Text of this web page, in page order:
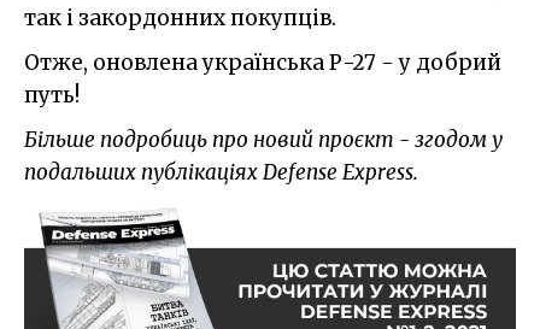
так і закордонних покупців.
Отже, оновлена українська Р-27 - у добрий
путь!
Більше подробиць про новий проєкт - згодом у
подальших публікаціях Defense Express.